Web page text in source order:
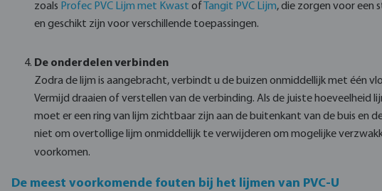
zoals Profec PVC Lijm met Kwast of Tangit PVC Lijm, die zorgen voor een
en geschikt zijn voor verschillende toepassingen.
De onderdelen verbinden
Zodra de lijm is aangebracht, verbindt u de buizen onmiddellijk met één
Vermijd draaien of verstellen van de verbinding. Als de juiste hoeveelheid
moet er een ring van lijm zichtbaar zijn aan de buitenkant van de buis en
niet om overtollige lijm onmiddellijk te verwijderen om mogelijke
voorkomen.
De meest voorkomende fouten bij het lijmen van PVC-U